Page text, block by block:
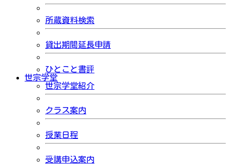
所蔵資料検索
貸出期間延長申請
ひとこと書評
世宗学堂
世宗学堂紹介
クラス案内
授業日程
受講申込案内